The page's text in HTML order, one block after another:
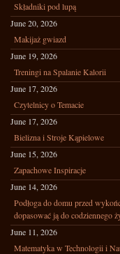
Składniki pod lupą
June 20, 2026
Makijaż gwiazd
June 19, 2026
Treningi na Spalanie Kalorii
June 17, 2026
Czytelnicy o Temacie
June 17, 2026
Bielizna i Stroje Kąpielowe
June 15, 2026
Zapachowe Inspiracje
June 14, 2026
Podłoga do domu przed
dopasować ją do codziennego
June 11, 2026
Matematyka w Technologii i